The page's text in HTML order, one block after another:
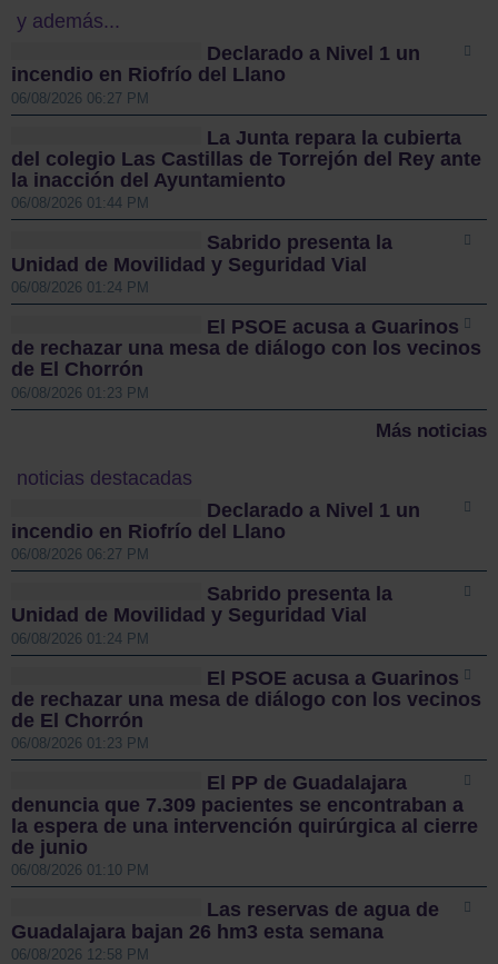
y además...
Declarado a Nivel 1 un
incendio en Riofrío del Llano
06/08/2026 06:27 PM
La Junta repara la cubierta
del colegio Las Castillas de Torrejón del Rey ante
la inacción del Ayuntamiento
06/08/2026 01:44 PM
Sabrido presenta la
Unidad de Movilidad y Seguridad Vial
06/08/2026 01:24 PM
El PSOE acusa a Guarinos
de rechazar una mesa de diálogo con los vecinos
de El Chorrón
06/08/2026 01:23 PM
Más noticias
noticias destacadas
Declarado a Nivel 1 un
incendio en Riofrío del Llano
06/08/2026 06:27 PM
Sabrido presenta la
Unidad de Movilidad y Seguridad Vial
06/08/2026 01:24 PM
El PSOE acusa a Guarinos
de rechazar una mesa de diálogo con los vecinos
de El Chorrón
06/08/2026 01:23 PM
El PP de Guadalajara
denuncia que 7.309 pacientes se encontraban a
la espera de una intervención quirúrgica al cierre
de junio
06/08/2026 01:10 PM
Las reservas de agua de
Guadalajara bajan 26 hm3 esta semana
06/08/2026 12:58 PM